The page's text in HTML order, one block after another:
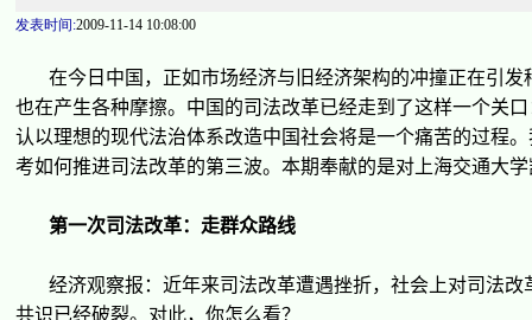
发表时间:2009-11-14 10:08:00
在今日中国，正如市场经济与旧经济架构的冲撞正在引 发
也在产生各种摩擦。中国的司法改革已经走到了这样一个关
认以理想的现代法治体系改造中国社会将是一个痛苦的过程。
考如何推进司法改革的第三波。本期奉献的是对上海交通大学
第一次司法改革：走群众路线
经济观察报 ：近年来司法改革遭遇挫折，社会上对司法改
共识已经破裂。 对此，你怎么看？